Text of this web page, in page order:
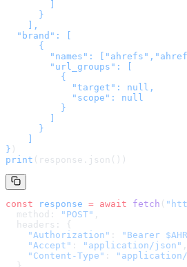
      }
    ],
  "brand": [
      {
"names":
        "url_groups": [
          {
            "target": null,
            "scope": null
          }
      }
} )
print (response.json())
const response = await fetch ( "
  method:
"POST" ,
  headers: {
    "Authorization"
: "Bearer
    "Accept"
: "application/json" ,
    "Content-Type"
: